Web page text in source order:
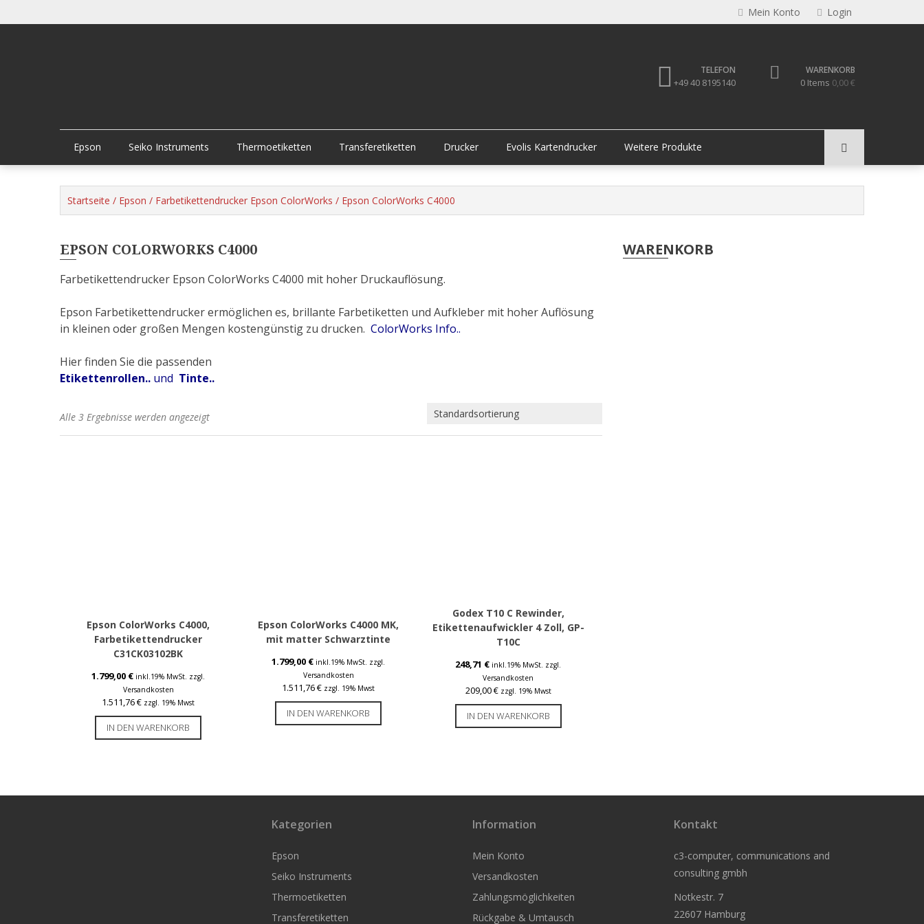
to
Mein Konto Login
TELEFON
+49 40 8195140
WARENKORB
0 Items 0,00 €
Epson Seiko Instruments Thermoetiketten Transferetiketten Drucker Evolis Kartendrucker Weitere Produkte
Startseite / Epson / Farbetikettendrucker Epson ColorWorks / Epson ColorWorks C4000
EPSON COLORWORKS C4000
Farbetikettendrucker Epson ColorWorks C4000 mit hoher Druckauflösung.
Epson Farbetikettendrucker ermöglichen es, brillante Farbetiketten und Aufkleber mit hoher Auflösung
in kleinen oder großen Mengen kostengünstig zu drucken. ColorWorks Info..
Hier finden Sie die passenden
Etikettenrollen.. und Tinte..
Alle 3 Ergebnisse werden angezeigt
Epson ColorWorks C4000,
Farbetikettendrucker
C31CK03102BK
1.799,00 € inkl.19% MwSt. zzgl.
Versandkosten
1.511,76€ zzgl. 19% Mwst
IN DEN WARENKORB
Epson ColorWorks C4000 MK,
mit matter Schwarztinte
1.799,00 € inkl.19% MwSt. zzgl.
Versandkosten
1.511,76€ zzgl. 19% Mwst
IN DEN WARENKORB
Godex T10 C Rewinder,
Etikettenaufwickler 4 Zoll, GP-
T10C
248,71 € inkl.19% MwSt. zzgl.
Versandkosten
209,00€ zzgl. 19% Mwst
IN DEN WARENKORB
WARENKORB
Kategorien
Epson
Seiko Instruments
Thermoetiketten
Transferetiketten
Information
Mein Konto
Versandkosten
Zahlungsmöglichkeiten
Rückgabe & Umtausch
Kontakt
c3-computer, communications and
consulting gmbh
Notkestr. 7
22607 Hamburg